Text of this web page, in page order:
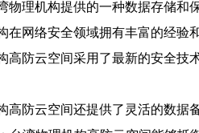
物理机构提供的一种数据存储和
在网络安全领域拥有丰富的经验
高防云空间采用了最新的安全技
高防云空间还提供了灵活的数据